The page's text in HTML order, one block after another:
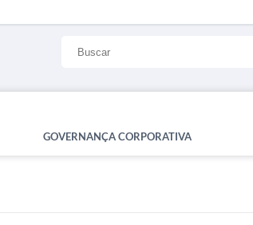
GOVERNANÇA CORPORATIVA